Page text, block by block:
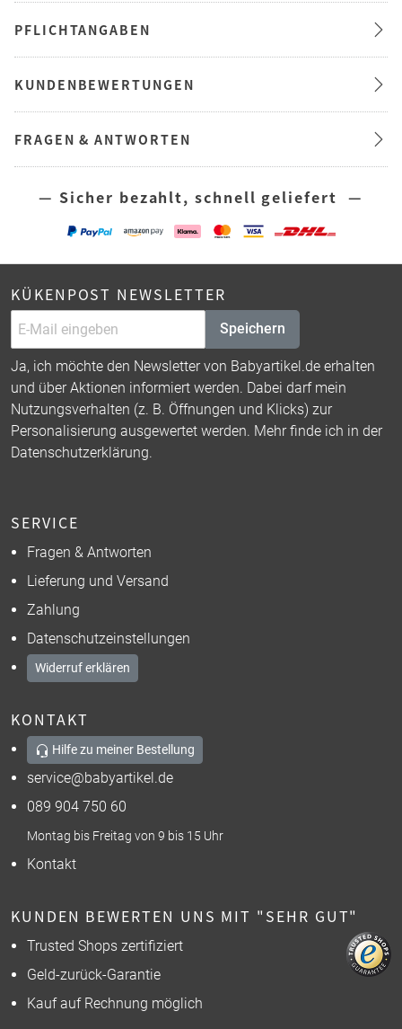
PFLICHTANGABEN
KUNDENBEWERTUNGEN
FRAGEN & ANTWORTEN
— Sicher bezahlt, schnell geliefert —
KÜKENPOST NEWSLETTER
Speichern
Ja, ich möchte den Newsletter von Babyartikel.de erhalten
und über Aktionen informiert werden. Dabei darf mein
Nutzungsverhalten (z. B. Öffnungen und Klicks) zur
Personalisierung ausgewertet werden. Mehr finde ich in der
Datenschutzerklärung.
SERVICE
Fragen & Antworten
Lieferung und Versand
Zahlung
Datenschutzeinstellungen
Widerruf erklären
KONTAKT
Hilfe zu meiner Bestellung
service@babyartikel.de
089 904 750 60
Montag bis Freitag von 9 bis 15 Uhr
Kontakt
KUNDEN BEWERTEN UNS MIT "SEHR GUT"
Trusted Shops zertifiziert
Geld-zurück-Garantie
Kauf auf Rechnung möglich